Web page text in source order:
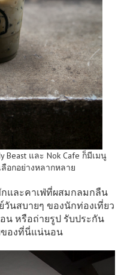
Beast และ Nok Cafe ก็มีเมนู
อกอย่างหลากหลาย
และคาเฟ่ที่ผสมกลมกลืน
นสบายๆ ของนักท่องเที่ยว
น หรือถ่ายรูป รับประกัน
ของที่นี่แน่นอน